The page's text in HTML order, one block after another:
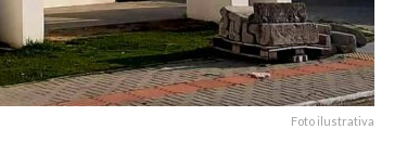
Foto ilustrativa